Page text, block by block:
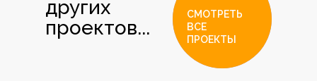
других
проектов...
СМОТРЕТЬ
ВСЕ
ПРОЕКТЫ